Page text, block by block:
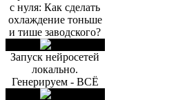
с нуля: Как сделать
охлаждение тоньше
и тише заводского?
Запуск нейросетей
локально.
Генерируем - ВСЁ